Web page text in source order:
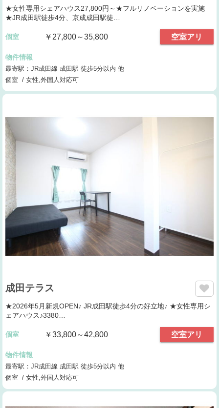
★女性専用シェアハウス27,800円～★フルリノベーションを実施
★JR成田駅徒歩4分、京成成田駅徒…
個室 ￥27,800～35,800 空室アリ
物件情報
最寄駅：JR成田線 成田駅 徒歩5分以内 他
個室 / 女性,外国人対応可
成田テラス
★2026年5月新規OPEN♪ JR成田駅徒歩4分の好立地♪ ★女性専用シ
ェアハウス♪3380…
個室 ￥33,800～42,800 空室アリ
物件情報
最寄駅：JR成田線 成田駅 徒歩5分以内 他
個室 / 女性,外国人対応可